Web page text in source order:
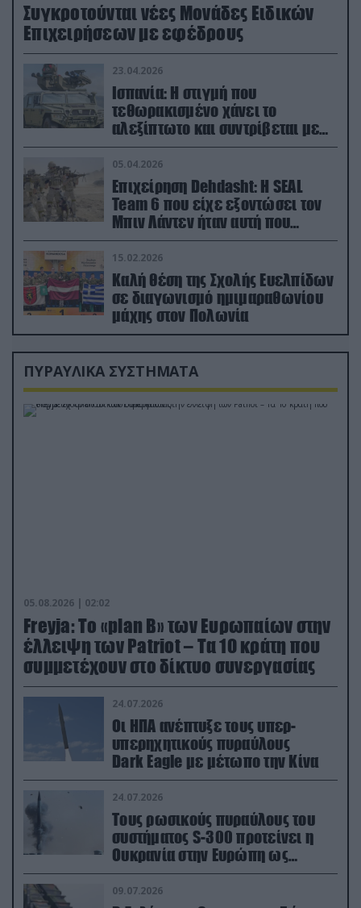
Συγκροτούνται νέες Μονάδες Ειδικών
Επιχειρήσεων με εφέδρους
23.04.2026
Ισπανία: Η στιγμή που
τεθωρακισμένο χάνει το
αλεξίπτωτο και συντρίβεται με
ορμή στο έδαφος (βίντεο)
05.04.2026
Επιχείρηση Dehdasht: Η SEAL
Team 6 που είχε εξοντώσει τον
Μπιν Λάντεν ήταν αυτή που
διέσωσε τον πιλότο του F-15
15.02.2026
Καλή θέση της Σχολής Ευελπίδων
σε διαγωνισμό ημιμαραθωνίου
μάχης στον Πολωνία
ΠΥΡΑΥΛΙΚΑ ΣΥΣΤΗΜΑΤΑ
05.08.2026 | 02:02
Freyja: Το «plan Β» των Ευρωπαίων στην
έλλειψη των Patriot – Τα 10 κράτη που
συμμετέχουν στο δίκτυο συνεργασίας
24.07.2026
Οι ΗΠΑ ανέπτυξε τους υπερ-
υπερηχητικούς πυραύλους
Dark Eagle με μέτωπο την Κίνα
24.07.2026
Τους ρωσικούς πυραύλους του
συστήματος S-300 προτείνει η
Ουκρανία στην Ευρώπη ως
αντιβαλλιστικό σύστημα
09.07.2026